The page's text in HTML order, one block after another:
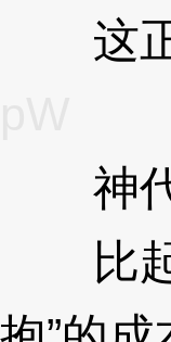
这正
神代
比起